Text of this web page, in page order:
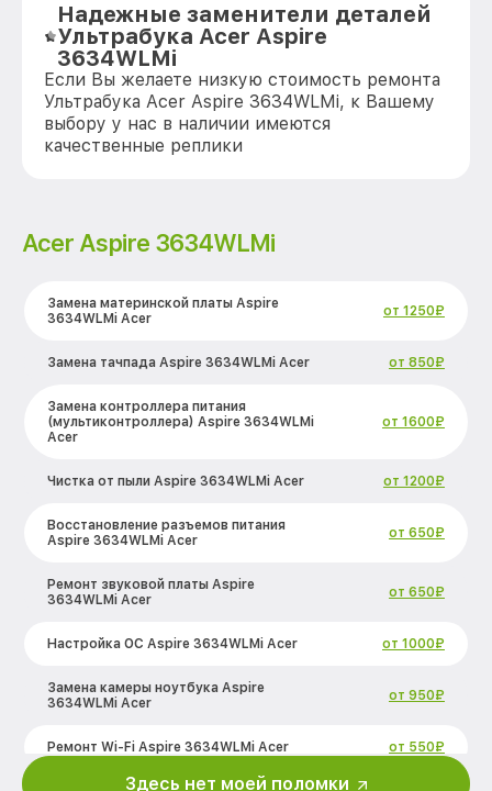
Надежные заменители деталей
Ультрабука Acer Aspire
3634WLMi
Если Вы желаете низкую стоимость ремонта
Ультрабука Acer Aspire 3634WLMi, к Вашему
выбору у нас в наличии имеются
качественные реплики
Acer Aspire 3634WLMi
Замена материнской платы Aspire
3634WLMi Acer
от 1250₽
Замена тачпада Aspire 3634WLMi Acer от 850₽
Замена контроллера питания
(мультиконтроллера) Aspire 3634WLMi
Acer
от 1600₽
Чистка от пыли Aspire 3634WLMi Acer от 1200₽
Восстановление разъемов питания
Aspire 3634WLMi Acer
от 650₽
Ремонт звуковой платы Aspire
3634WLMi Acer
от 650₽
Настройка ОС Aspire 3634WLMi Acer от 1000₽
Замена камеры ноутбука Aspire
3634WLMi Acer
от 950₽
Ремонт Wi-Fi Aspire 3634WLMi Acer от 550₽
Здесь нет моей поломки